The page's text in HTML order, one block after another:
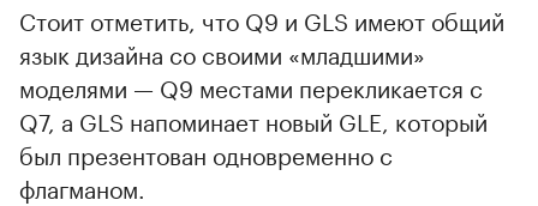
Стоит отметить, что Q9 и GLS имеют общий
язык дизайна со своими «младшими»
моделями — Q9 местами перекликается с
Q7, а GLS напоминает новый GLE, который
был презентован одновременно с
флагманом.